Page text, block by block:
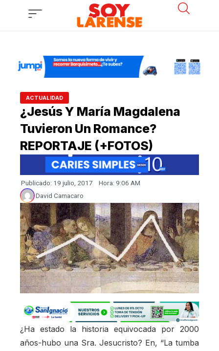
ACTUALIDAD
¿Jesús Y María Magdalena
Tuvieron Un Romance?
REPORTAJE (+FOTOS)
Publicado: 19 julio, 2017 Hora: 9:06 AM
David Camacaro
¿Ha estado la historia equivocada por 2000
años-hubo una Sra. Jesucristo? En, “La tumba